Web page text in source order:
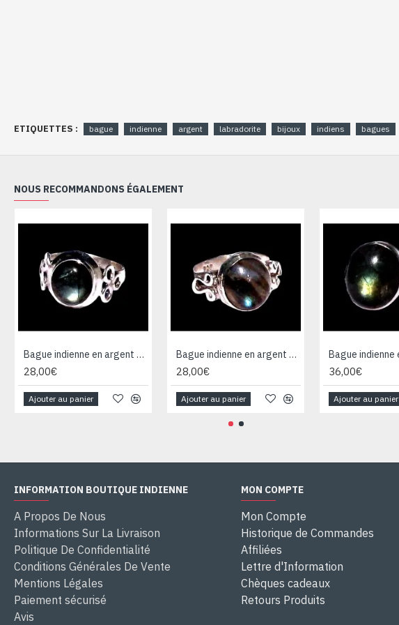
ETIQUETTES : bague indienne argent labradorite bijoux indiens bagues
NOUS RECOMMANDONS ÉGALEMENT
Bague indienne en argent et Labradorite - Bijoux indiens
28,00€
Ajouter au panier
Bague indienne en argent et Labradorite - Bijoux indiens
28,00€
Ajouter au panier
36,00€
Ajouter au panier
INFORMATION BOUTIQUE INDIENNE
A Propos De Nous
Informations Sur La Livraison
Politique De Confidentialité
Conditions Générales De Vente
Mentions Légales
Paiement sécurisé
Avis
MON COMPTE
Mon Compte
Historique de Commandes
Affiliées
Lettre d'Information
Chèques cadeaux
Retours Produits